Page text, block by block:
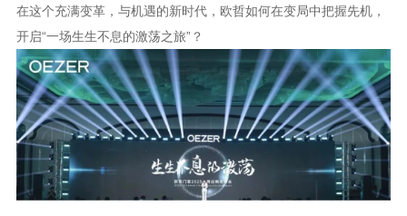
在这个充满变革，与机遇的新时代，欧哲如何在变局中把握先机，
开启“一场生生不息的激荡之旅”？